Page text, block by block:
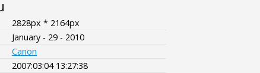
2828px * 2164px
January - 29 - 2010
Canon
2007:03:04 13:27:38